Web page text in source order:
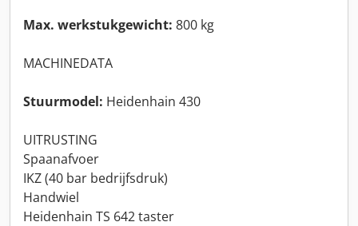
Max. werkstukgewicht: 800 kg
MACHINEDATA
Stuurmodel: Heidenhain 430
UITRUSTING
Spaanafvoer
IKZ (40 bar bedrijfsdruk)
Handwiel
Heidenhain TS 642 taster